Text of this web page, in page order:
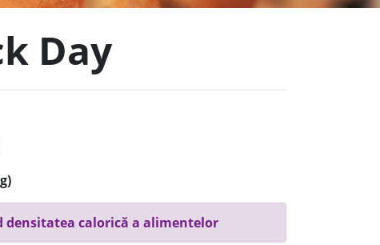
Day
densitatea calorică a alimentelor